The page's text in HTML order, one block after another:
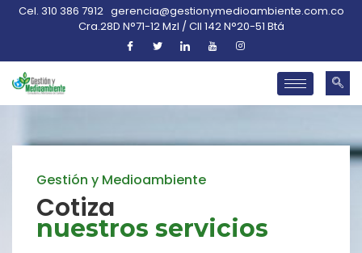
Cel. 310 386 7912 gerencia@gestionymedioambiente.com.co
Cra.28D N°71-12 Mzl / Cll 142 N°20-51 Btá
Gestión y Medioambiente
Cotiza
nuestros servicios